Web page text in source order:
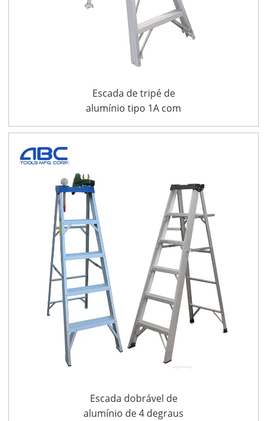
Escada de tripé de
alumínio tipo 1A com
perna ajustável para
serviço pesado para
Escada dobrável de
alumínio de 4 degraus